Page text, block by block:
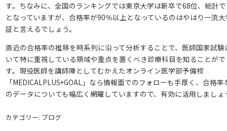
す。ちなみに、全国のランキングでは東京大学は新卒で68位、総計
となっていますが、合格率が90％以上となっているのはやはり一流
証と言えるでしょう。
直近の合格率の推移を時系列に沿って分析することで、医師国家試験
いて特に重視している領域や重点を置くべき診療科目を知ることが
す。現役医師を講師陣としてむかえたオンライン医学部予備校
「MEDICALPLUS+GOAL」なら情報面でのフォローも手厚く、合格率
のデータについても幅広く網羅していますので、有効に活用しましょ
カテゴリー: ブログ